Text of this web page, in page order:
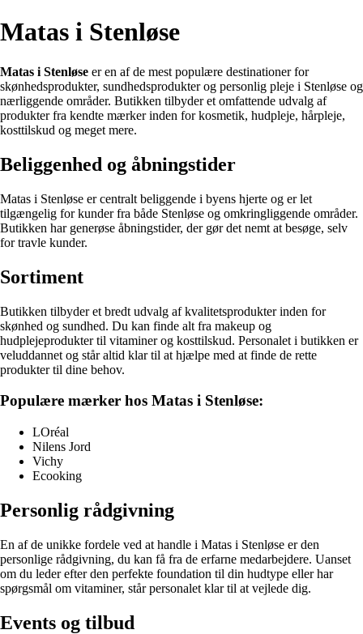
Matas i Stenløse
Matas i Stenløse er en af de mest populære destinationer for
skønhedsprodukter, sundhedsprodukter og personlig pleje i Stenløse og
nærliggende områder. Butikken tilbyder et omfattende udvalg af
produkter fra kendte mærker inden for kosmetik, hudpleje, hårpleje,
kosttilskud og meget mere.
Beliggenhed og åbningstider
Matas i Stenløse er centralt beliggende i byens hjerte og er let
tilgængelig for kunder fra både Stenløse og omkringliggende områder.
Butikken har generøse åbningstider, der gør det nemt at besøge, selv
for travle kunder.
Sortiment
Butikken tilbyder et bredt udvalg af kvalitetsprodukter inden for
skønhed og sundhed. Du kan finde alt fra makeup og
hudplejeprodukter til vitaminer og kosttilskud. Personalet i butikken er
veluddannet og står altid klar til at hjælpe med at finde de rette
produkter til dine behov.
Populære mærker hos Matas i Stenløse:
LOréal
Nilens Jord
Vichy
Ecooking
Personlig rådgivning
En af de unikke fordele ved at handle i Matas i Stenløse er den
personlige rådgivning, du kan få fra de erfarne medarbejdere. Uanset
om du leder efter den perfekte foundation til din hudtype eller har
spørgsmål om vitaminer, står personalet klar til at vejlede dig.
Events og tilbud